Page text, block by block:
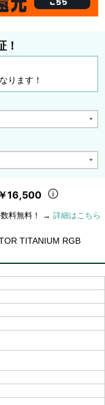
！
ります！
￥16,500
料無料！ → 詳細はこちら
TITANIUM RGB